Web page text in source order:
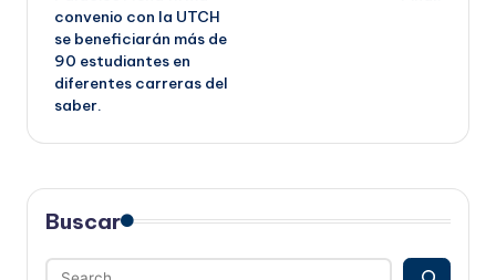
convenio con la UTCH
se beneficiarán más de
90 estudiantes en
diferentes carreras del
saber.
Buscar